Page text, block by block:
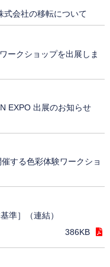
式会社の移転について
ークショップを出展しま
EXPO 出展のお知らせ
する色彩体験ワークショ
準］（連結）
386KB